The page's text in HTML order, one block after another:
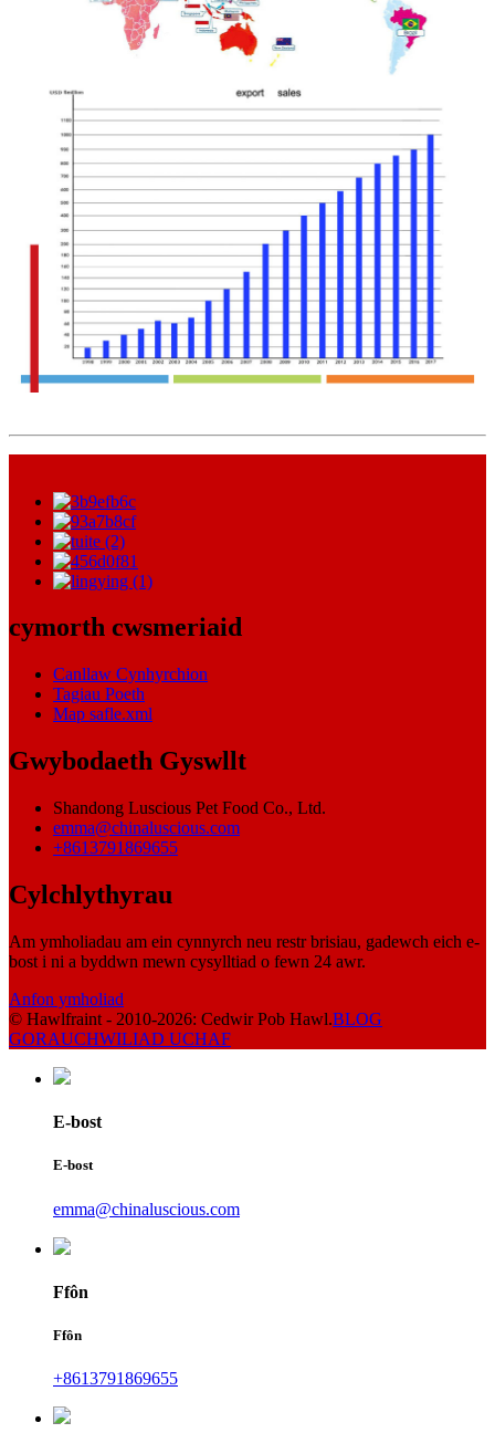
cymorth cwsmeriaid
Canllaw Cynhyrchion
Tagiau Poeth
Map safle.xml
Gwybodaeth Gyswllt
Shandong Luscious Pet Food Co., Ltd.
emma@chinaluscious.com
+8613791869655
Cylchlythyrau
Am ymholiadau am ein cynnyrch neu restr brisiau, gadewch eich e-
bost i ni a byddwn mewn cysylltiad o fewn 24 awr.
Anfon ymholiad
© Hawlfraint - 2010-2026: Cedwir Pob Hawl.BLOG
GORAUCHWILIAD UCHAF
E-bost
E-bost
emma@chinaluscious.com
Ffôn
Ffôn
+8613791869655